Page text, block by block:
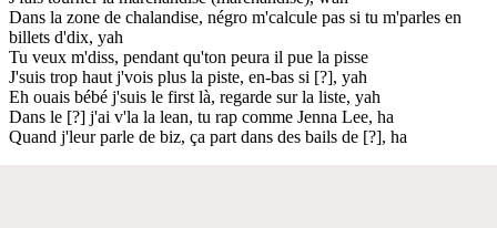
Dans la zone de chalandise, négro m'calcule pas si tu m'parles en
billets d'dix, yah
Tu veux m'diss, pendant qu'ton peura il pue la pisse
J'suis trop haut j'vois plus la piste, en-bas si [?], yah
Eh ouais bébé j'suis le first là, regarde sur la liste, yah
Dans le [?] j'ai v'la la lean, tu rap comme Jenna Lee, ha
Quand j'leur parle de biz, ça part dans des bails de [?], ha